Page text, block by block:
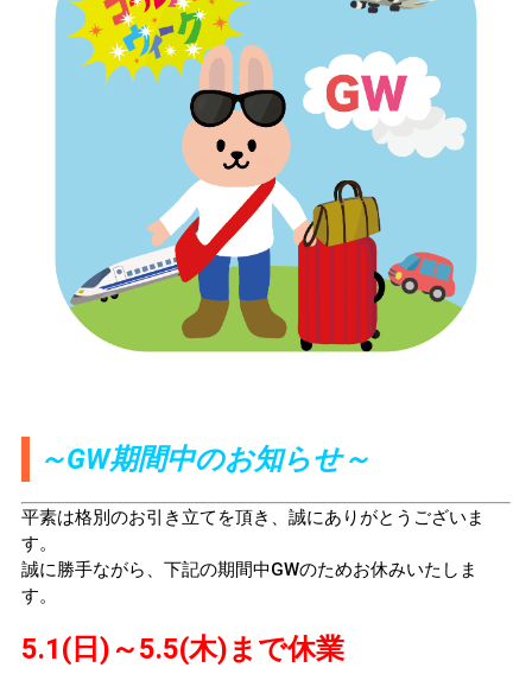
～GW期間中のお知らせ～
平素は格別のお引き立てを頂き、誠にありがとうございま
す。
誠に勝手ながら、下記の期間中GWのためお休みいたしま
す。
5.1(日)～5.5(木)まで休業